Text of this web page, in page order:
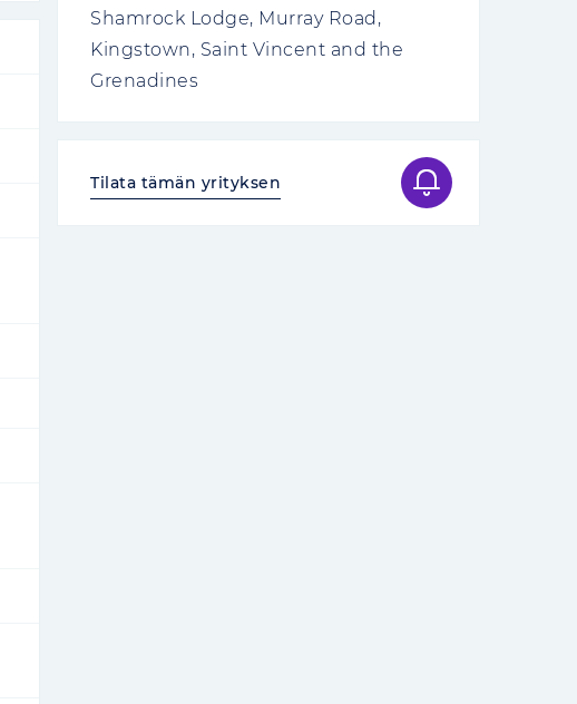
Shamrock Lodge, Murray Road,
Kingstown, Saint Vincent and the
Grenadines
Tilata tämän yrityksen